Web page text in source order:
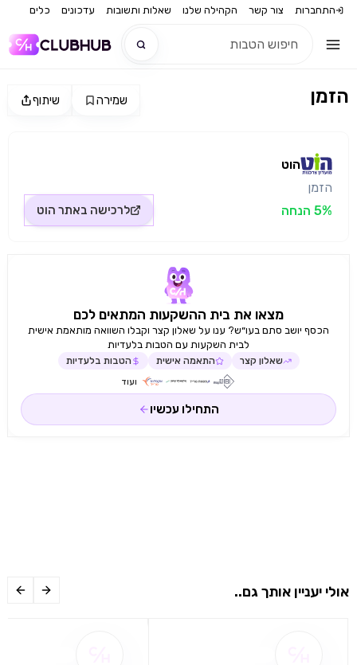
התחברות צור קשר הקהילה שלנו שאלות ותשובות עדכונים כלים
שיתוף שמירה הזמן
הוט
הזמן
5% הנחה
לרכישה באתר הוט
מצאו את בית ההשקעות המתאים לכם
הכסף יושב סתם בעו״ש? ענו על שאלון קצר וקבלו השוואה מותאמת אישית
לבית השקעות עם הטבות בלעדיות
שאלון קצר התאמה אישית הטבות בלעדיות
ועוד
התחילו עכשיו
אולי יעניין אותך גם..